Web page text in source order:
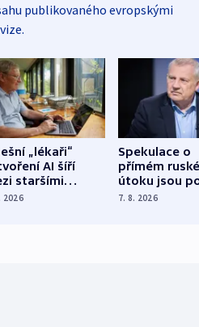
publikovaného evropskými
„lékaři“
AI šíří
staršími
nebezpečné
2026
Spekulace o
přímém
útoku jsou
míní
7. 8. 2026